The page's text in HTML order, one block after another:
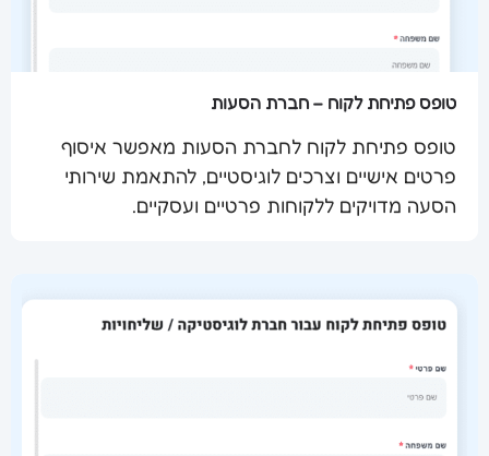
שלח מסמך
טופס פתיחת לקוח – חברת הסעות
טופס פתיחת לקוח לחברת הסעות מאפשר איסוף
פרטים אישיים וצרכים לוגיסטיים, להתאמת שירותי
הסעה מדויקים ללקוחות פרטיים ועסקיים.